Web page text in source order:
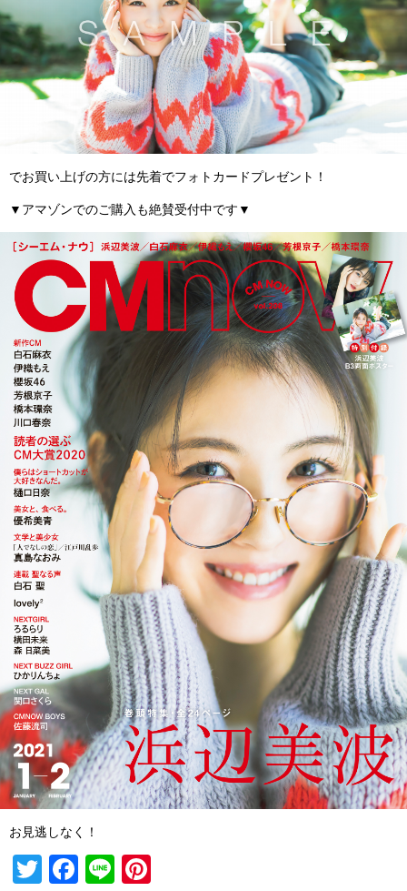
でお買い上げの方には先着でフォトカードプレゼント！
▼アマゾンでのご購入も絶賛受付中です▼
お見逃しなく！
T
F
Li